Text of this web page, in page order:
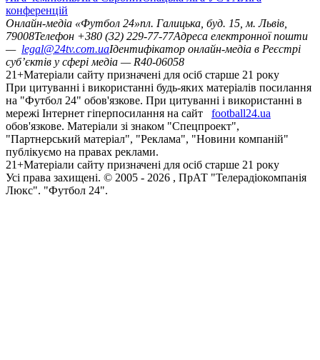
конференцій
Онлайн-медіа «Футбол 24»пл. Галицька, буд. 15, м. Львів,
79008Телефон +380 (32) 229-77-77Адреса електронної пошти
— legal@24tv.com.uaІдентифікатор онлайн-медіа в Реєстрі
суб’єктів у сфері медіа — R40-06058
21+Матеріали сайту призначені для осіб старше 21 року
При цитуванні і використанні будь-яких матеріалів посилання
на "Футбол 24" обов'язкове. При цитуванні і використанні в
мережі Інтернет гіперпосилання на сайт
football24.ua
обов'язкове. Матеріали зі знаком "Спецпроект",
"Партнерський матеріал", "Реклама", "Новини компаній"
публікуємо на правах реклами.
21+Матеріали сайту призначені для осіб старше 21 року
Усi права захищенi. © 2005 - 2026 , ПрАТ "Телерадіокомпанія
Люкс". "Футбол 24".